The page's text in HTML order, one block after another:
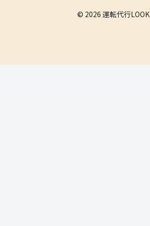
© 2026 運転代行LOOK